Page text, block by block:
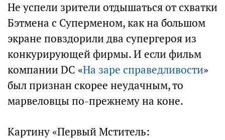
Не успели зрители отдышаться от схватки
Бэтмена с Суперменом, как на большом
экране повздорили два супергероя из
конкурирующей фирмы. И если фильм
компании DC «На заре справедливости»
был признан скорее неудачным, то
марвеловцы по-прежнему на коне.
Картину «Первый Мститель: